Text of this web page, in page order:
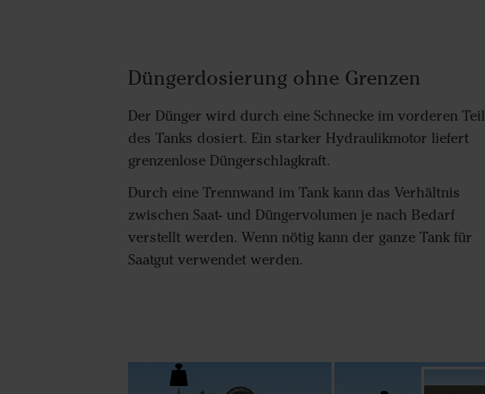
Düngerdosierung ohne Grenzen
Der Dünger wird durch eine Schnecke im vorderen Teil
des Tanks dosiert. Ein starker Hydraulikmotor liefert
grenzenlose Düngerschlagkraft.
Durch eine Trennwand im Tank kann das Verhältnis
zwischen Saat- und Düngervolumen je nach Bedarf
verstellt werden. Wenn nötig kann der ganze Tank für
Saatgut verwendet werden.